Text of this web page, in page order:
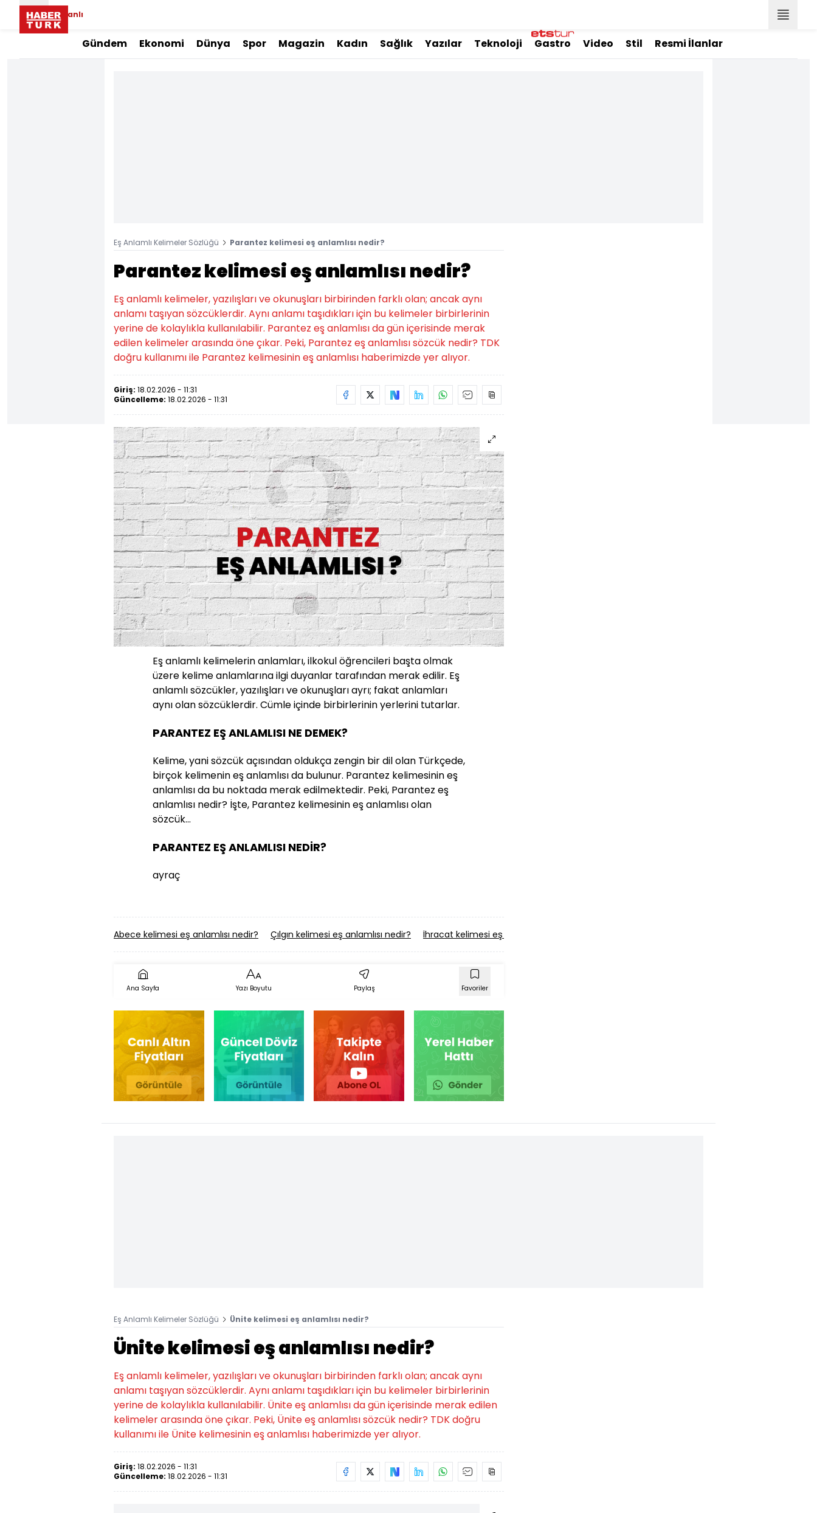
Canlı
Gündem Ekonomi Dünya Spor Magazin Kadın Sağlık Yazılar Teknoloji Gastro Video Stil Resmi İlanlar
Eş Anlamlı Kelimeler Sözlüğü Parantez kelimesi eş anlamlısı nedir?
Parantez kelimesi eş anlamlısı nedir?
Eş anlamlı kelimeler, yazılışları ve okunuşları birbirinden farklı olan; ancak aynı
anlamı taşıyan sözcüklerdir. Aynı anlamı taşıdıkları için bu kelimeler birbirlerinin
yerine de kolaylıkla kullanılabilir. Parantez eş anlamlısı da gün içerisinde merak
edilen kelimeler arasında öne çıkar. Peki, Parantez eş anlamlısı sözcük nedir? TDK
doğru kullanımı ile Parantez kelimesinin eş anlamlısı haberimizde yer alıyor.
Giriş: 18.02.2026 - 11:31
Güncelleme: 18.02.2026 - 11:31
Eş anlamlı kelimelerin anlamları, ilkokul öğrencileri başta olmak
üzere kelime anlamlarına ilgi duyanlar tarafından merak edilir. Eş
anlamlı sözcükler, yazılışları ve okunuşları ayrı; fakat anlamları
aynı olan sözcüklerdir. Cümle içinde birbirlerinin yerlerini tutarlar.
PARANTEZ EŞ ANLAMLISI NE DEMEK?
Kelime, yani sözcük açısından oldukça zengin bir dil olan Türkçede,
birçok kelimenin eş anlamlısı da bulunur. Parantez kelimesinin eş
anlamlısı da bu noktada merak edilmektedir. Peki, Parantez eş
anlamlısı nedir? İşte, Parantez kelimesinin eş anlamlısı olan
sözcük…
PARANTEZ EŞ ANLAMLISI NEDİR?
ayraç
Abece kelimesi eş anlamlısı nedir? Çılgın kelimesi eş anlamlısı nedir? İhracat kelimesi eş anlamlısı nedir?
Ana Sayfa Yazı Boyutu Paylaş Favoriler
Eş Anlamlı Kelimeler Sözlüğü Ünite kelimesi eş anlamlısı nedir?
Ünite kelimesi eş anlamlısı nedir?
Eş anlamlı kelimeler, yazılışları ve okunuşları birbirinden farklı olan; ancak aynı
anlamı taşıyan sözcüklerdir. Aynı anlamı taşıdıkları için bu kelimeler birbirlerinin
yerine de kolaylıkla kullanılabilir. Ünite eş anlamlısı da gün içerisinde merak edilen
kelimeler arasında öne çıkar. Peki, Ünite eş anlamlısı sözcük nedir? TDK doğru
kullanımı ile Ünite kelimesinin eş anlamlısı haberimizde yer alıyor.
Giriş: 18.02.2026 - 11:31
Güncelleme: 18.02.2026 - 11:31